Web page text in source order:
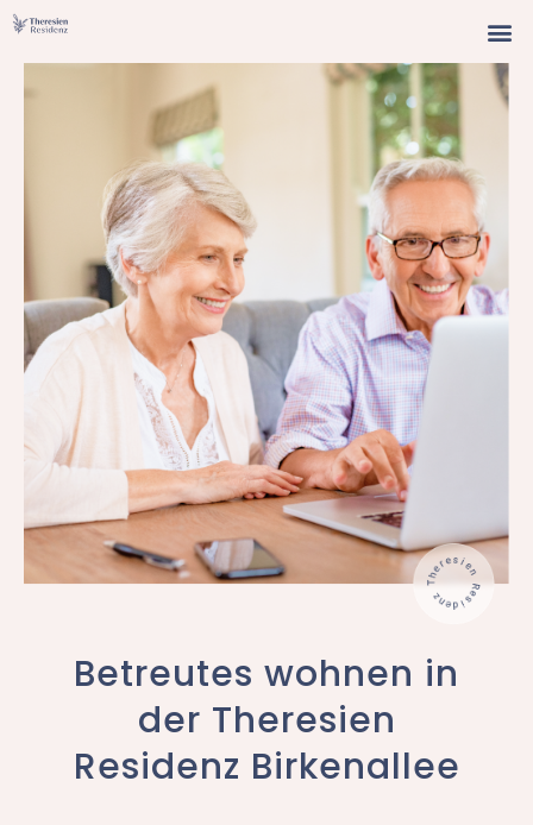
Betreutes wohnen in
der Theresien
Residenz Birkenallee